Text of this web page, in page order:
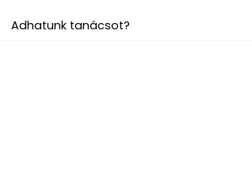
Adhatunk tanácsot?